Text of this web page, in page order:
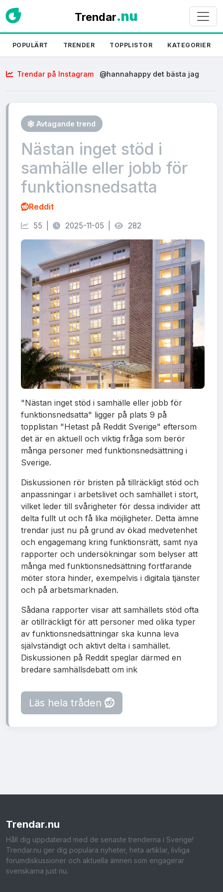
Trendar.nu
POPULÄRT TRENDER TOPPLISTOR KATEGORIER
Trendar på Instagram
@hannahappy det bästa jag
Avtagande trend
Nästan inget stöd i
samhälle eller jobb för
funktionsnedsatta
Reddit
55 | 2025-11-05 | 282
"Nästan inget stöd i samhälle eller jobb för
funktionsnedsatta" ligger på plats 9 på
topplistan "Hetast på Reddit Sverige" eftersom
det är en aktuell och viktig fråga som berör
många personer med funktionsnedsättning i
Sverige.
Diskussionen rör bristen på tillräckligt stöd och
anpassningar i arbetslivet och samhället i stort,
vilket leder till svårigheter för dessa individer att
delta fullt ut och få lika möjligheter. Detta ämne
trendar just nu på grund av ökad medvetenhet
och engagemang kring funktionsrätt, samt nya
rapporter och undersökningar som belyser att
många med funktionsnedsättning fortfarande
möter stora hinder, exempelvis i digitala tjänster
och på arbetsmarknaden.
Sådana rapporter visar att samhällets stöd ofta
är otillräckligt för att personer med olika typer
av funktionsnedsättningar ska kunna leva
självständigt och aktivt delta i samhället.
Diskussionen på Reddit speglar därmed en
bredare samhällsdebatt om ink
Läs hela tråden
Trendar.nu
Håll dig uppdaterad med de senaste trenderna i Sverige!
Trendar.nu ger dig populära nyheter, heta artiklar, livliga
forumdiskussioner och aktuella ämnen som engagerar
svenskarna just nu.